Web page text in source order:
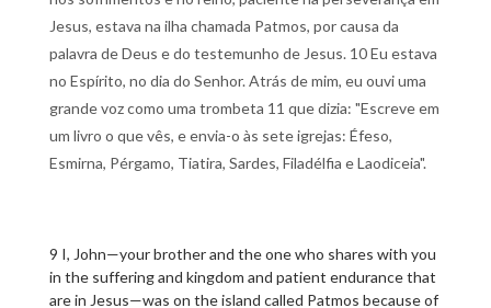
Jesus, estava na ilha chamada Patmos, por causa da
palavra de Deus e do testemunho de Jesus. 10 Eu estava
no Espírito, no dia do Senhor. Atrás de mim, eu ouvi uma
grande voz como uma trombeta 11 que dizia: "Escreve em
um livro o que vês, e envia-o às sete igrejas: Éfeso,
Esmirna, Pérgamo, Tiatira, Sardes, Filadélfia e Laodiceia".
9 I, John—your brother and the one who shares with you
in the suffering and kingdom and patient endurance that
are in Jesus—was on the island called Patmos because of